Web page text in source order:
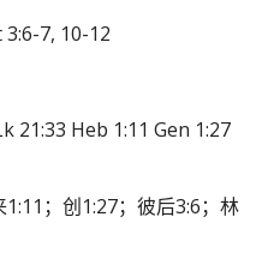
7, 10-12
21:33 Heb 1:11 Gen 1:27
1:11；创1:27；彼后3:6；林